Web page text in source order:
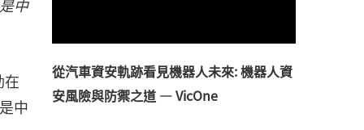
中
在
中
從汽車資安軌跡看見機器人未來: 機器人資
安風險與防禦之道 — VicOne